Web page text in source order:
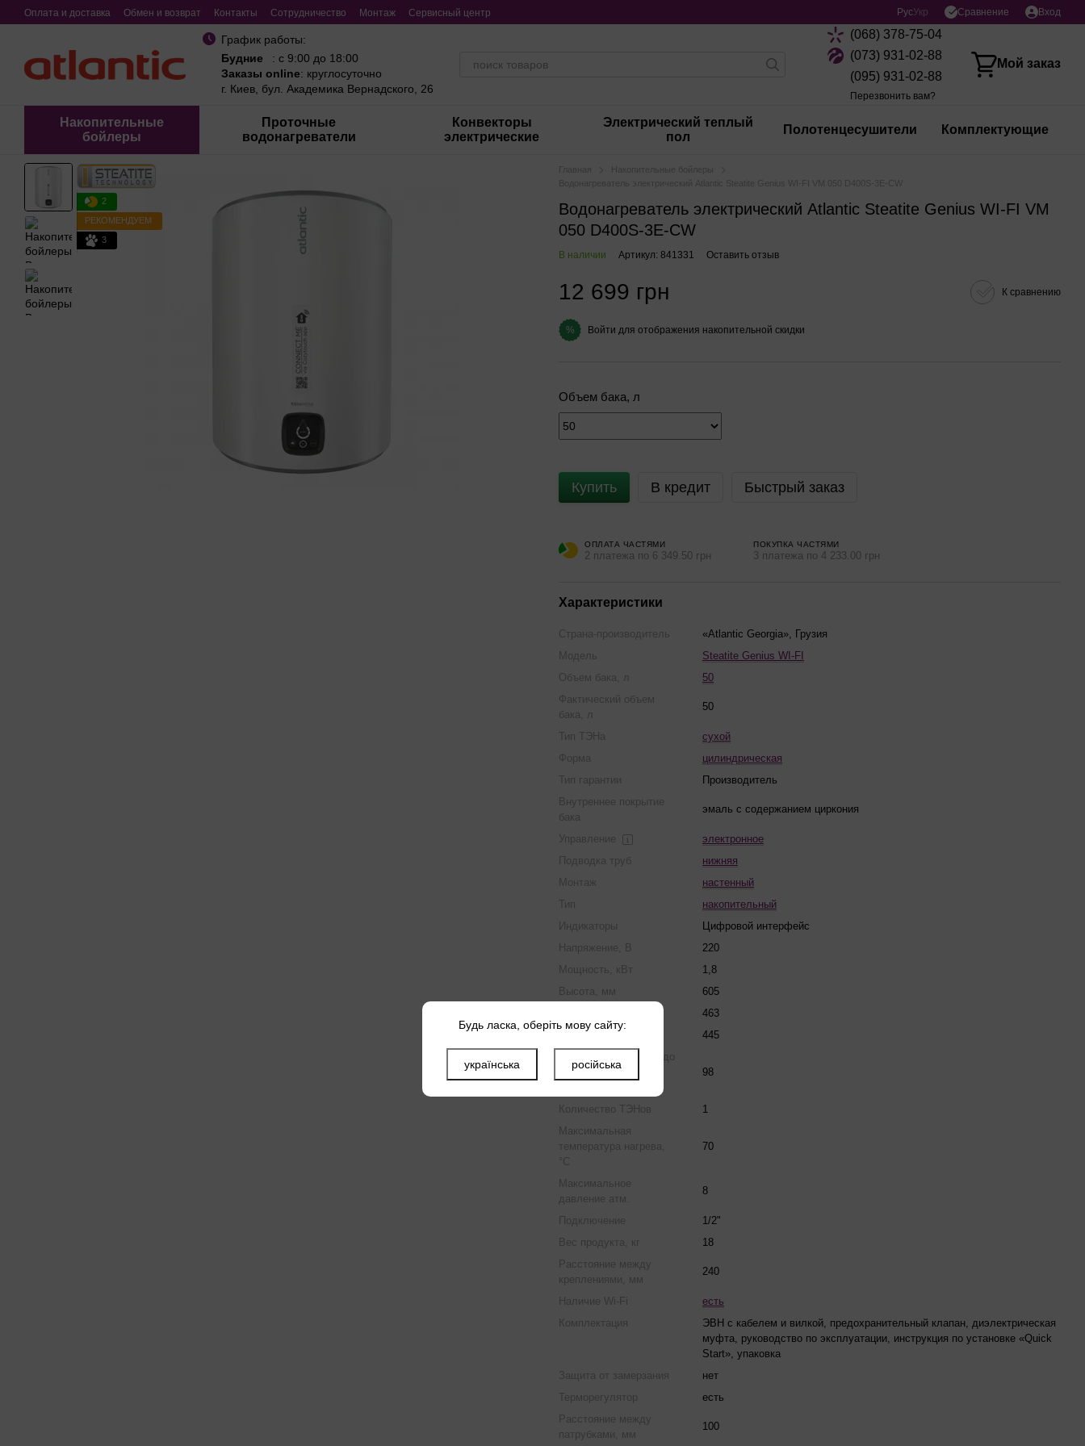
Перейти к основному контенту
Оплата и доставка Обмен и возврат Контакты Сотрудничество Монтаж Сервисный центр РусУкр Сравнение Вход
График работы:
Будние
: с 9:00 до 18:00
Заказы online: круглосуточно
г. Киев, бул. Академика Вернадского, 26
(068) 378-75-04
(073) 931-02-88
(095) 931-02-88
Перезвонить вам?
Мой заказ
Накопительные
бойлеры
Проточные
водонагреватели
Конвекторы
электрические
Электрический теплый
пол
Полотенцесушители Комплектующие
2
РЕКОМЕНДУЕМ
3
Главная
Накопительные бойлеры
Водонагреватель электрический Atlantic Steatite Genius WI-FI VM 050 D400S-3E-CW
Водонагреватель электрический Atlantic Steatite Genius WI-FI VM
050 D400S-3E-CW
В наличии Артикул: 841331 Оставить отзыв
12 699 грн К сравнению
% Войти для отображения накопительной скидки
Объем бака, л
Купить В кредит Быстрый заказ
ОПЛАТА ЧАСТЯМИ
2 платежа по 6 349.50 грн
ПОКУПКА ЧАСТЯМИ
3 платежа по 4 233.00 грн
Характеристики
Страна-производитель
«Atlantic Georgia», Грузия
Модель
Steatite Genius WI-FI
Объем бака, л
50
Фактический объем
бака, л
50
Тип ТЭНа
сухой
Форма
цилиндрическая
Тип гарантии
Производитель
Внутреннее покрытие
бака
эмаль с содержанием циркония
Управление
электронное
Подводка труб
нижняя
Монтаж
настенный
Тип
накопительный
Индикаторы
Цифровой интерфейс
Напряжение, В
220
Мощность, кВт
1,8
Высота, мм
605
463
Ширина, мм
445
Время нагрева от 15 до
65 °С, вертикально /
98
Количество ТЭНов
1
Максимальная
температура нагрева,
°С
70
Максимальное
давление атм.
8
Подключение
1/2"
Вес продукта, кг
18
Расстояние между
креплениями, мм
240
Наличие Wi-Fi
есть
Комплектация
ЭВН с кабелем и вилкой, предохранительный клапан, диэлектрическая
муфта, руководство по эксплуатации, инструкция по установке «Quick
Start», упаковка
Защита от замерзания
нет
Терморегулятор
есть
Расстояние между
патрубками, мм
100
Будь ласка, оберіть мову сайту:
українська російська